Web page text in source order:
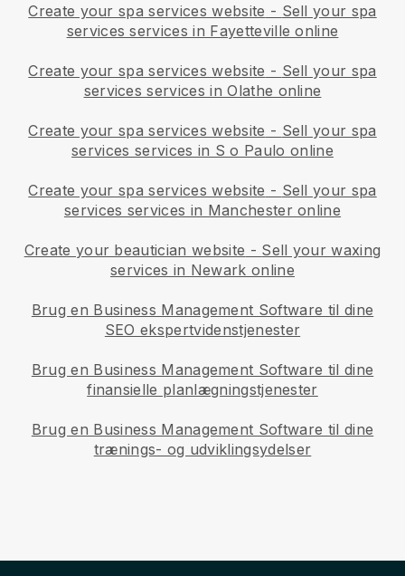
Create your spa services website - Sell your spa
services services in Fayetteville online
Create your spa services website - Sell your spa
services services in Olathe online
Create your spa services website - Sell your spa
services services in S o Paulo online
Create your spa services website - Sell your spa
services services in Manchester online
Create your beautician website - Sell your waxing
services in Newark online
Brug en Business Management Software til dine
SEO ekspertvidenstjenester
Brug en Business Management Software til dine
finansielle planlægningstjenester
Brug en Business Management Software til dine
trænings- og udviklingsydelser